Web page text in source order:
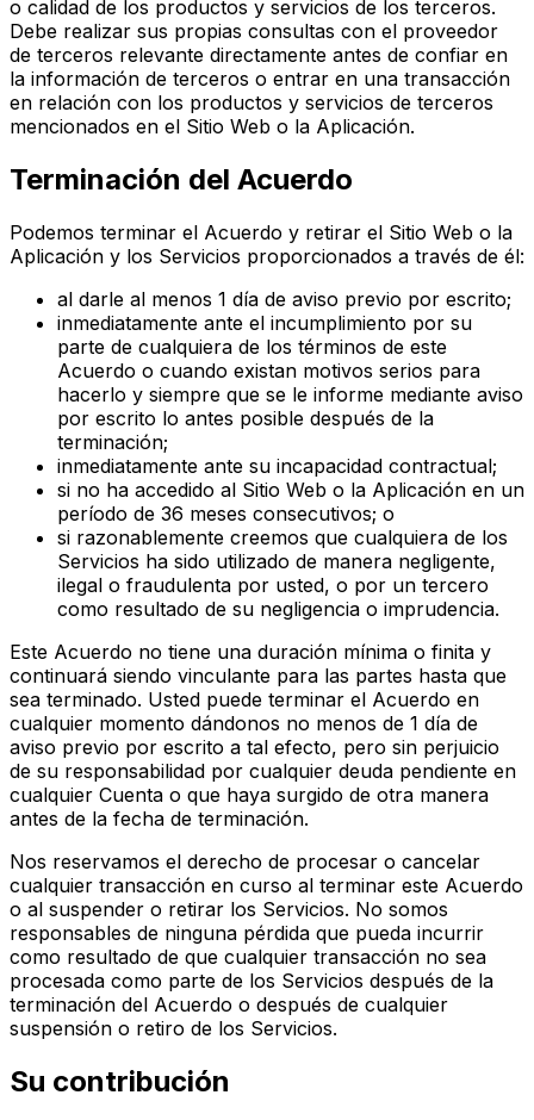
o calidad de los productos y servicios de los terceros.
Debe realizar sus propias consultas con el proveedor
de terceros relevante directamente antes de confiar en
la información de terceros o entrar en una transacción
en relación con los productos y servicios de terceros
mencionados en el Sitio Web o la Aplicación.
Terminación del Acuerdo
Podemos terminar el Acuerdo y retirar el Sitio Web o la
Aplicación y los Servicios proporcionados a través de él:
al darle al menos 1 día de aviso previo por escrito;
inmediatamente ante el incumplimiento por su
parte de cualquiera de los términos de este
Acuerdo o cuando existan motivos serios para
hacerlo y siempre que se le informe mediante aviso
por escrito lo antes posible después de la
terminación;
inmediatamente ante su incapacidad contractual;
si no ha accedido al Sitio Web o la Aplicación en un
período de 36 meses consecutivos; o
si razonablemente creemos que cualquiera de los
Servicios ha sido utilizado de manera negligente,
ilegal o fraudulenta por usted, o por un tercero
como resultado de su negligencia o imprudencia.
Este Acuerdo no tiene una duración mínima o finita y
continuará siendo vinculante para las partes hasta que
sea terminado. Usted puede terminar el Acuerdo en
cualquier momento dándonos no menos de 1 día de
aviso previo por escrito a tal efecto, pero sin perjuicio
de su responsabilidad por cualquier deuda pendiente en
cualquier Cuenta o que haya surgido de otra manera
antes de la fecha de terminación.
Nos reservamos el derecho de procesar o cancelar
cualquier transacción en curso al terminar este Acuerdo
o al suspender o retirar los Servicios. No somos
responsables de ninguna pérdida que pueda incurrir
como resultado de que cualquier transacción no sea
procesada como parte de los Servicios después de la
terminación del Acuerdo o después de cualquier
suspensión o retiro de los Servicios.
Su contribución